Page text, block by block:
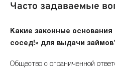
Часто задаваемые
Какие законные
сосед!» для выдачи
Общество с ограниченной